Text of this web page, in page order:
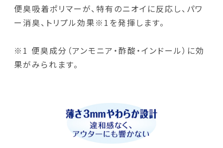
便臭吸着ポリマーが、特有のニオイに反応し、パワ
ー消臭、トリプル効果※1を発揮します。
※1 便臭成分（アンモニア・酢酸・インドール）に効
果がみられます。